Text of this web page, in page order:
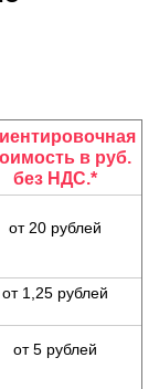
в руб.
без НДС.*
от 20 рублей
от 1,25 рублей
от 5 рублей